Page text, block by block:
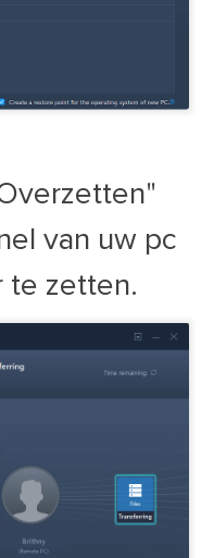
van uw pc
te zetten.